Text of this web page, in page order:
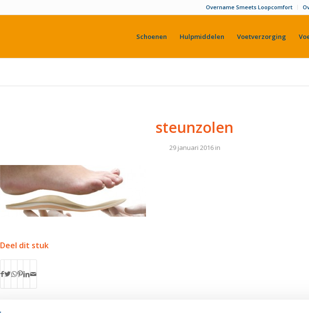
Overname Smeets Loopcomfort
Schoenen Hulpmiddelen Voetverzorging
steunzolen
29 januari 2016in
Deel dit stuk